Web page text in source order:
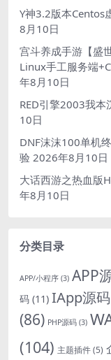
Y神3.2版本Centos
8月10日
宫斗养成手游【盛
Linux手工服务端
年8月10日
RED引擎2003我本
10日
DNF沫沫100单机
验 2026年8月10日
大话西游之热血版
年8月10日
分类目录
APP/小程序 (3) APP
码 (11) IApp源码
(86) PHP源码 (3)
(104) 主题插件(5)